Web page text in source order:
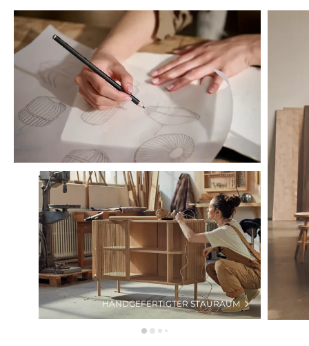
HANDGEFERTIGTER STAURAUM